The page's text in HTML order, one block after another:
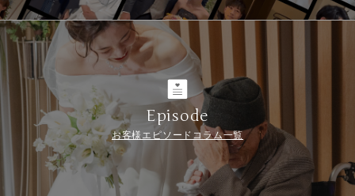
Episode
お客様エピソードコラム一覧